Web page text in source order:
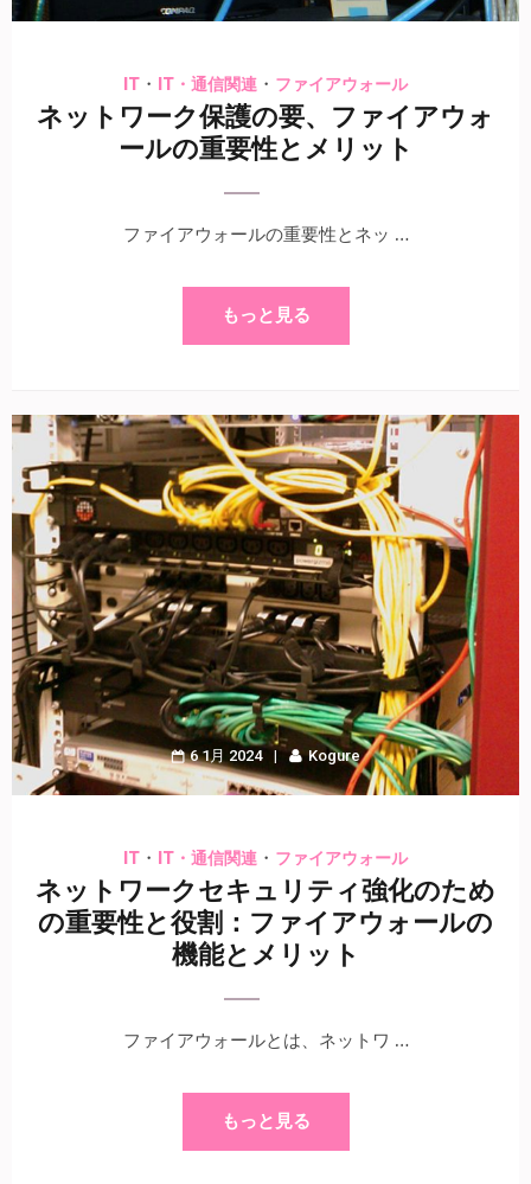
IT ・ IT・通信関連 ・ ファイアウォール
ネットワーク保護の要、ファイアウォ
ールの重要性とメリット
ファイアウォールの重要性とネッ …
もっと見る
6 1月 2024 Kogure
IT ・ IT・通信関連 ・ ファイアウォール
ネットワークセキュリティ強化のため
の重要性と役割：ファイアウォールの
機能とメリット
ファイアウォールとは、ネットワ …
もっと見る